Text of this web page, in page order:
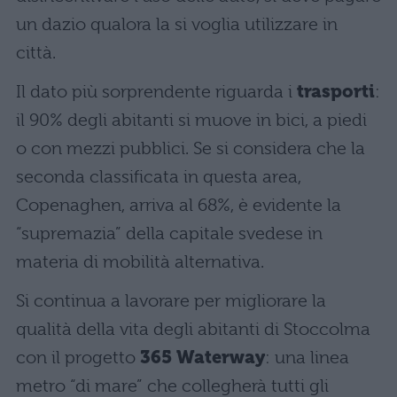
un dazio qualora la si voglia utilizzare in
città.
Il dato più sorprendente riguarda i trasporti:
il 90% degli abitanti si muove in bici, a piedi
o con mezzi pubblici. Se si considera che la
seconda classificata in questa area,
Copenaghen, arriva al 68%, è evidente la
“supremazia” della capitale svedese in
materia di mobilità alternativa.
Si continua a lavorare per migliorare la
qualità della vita degli abitanti di Stoccolma
con il progetto 365 Waterway: una linea
metro “di mare” che collegherà tutti gli